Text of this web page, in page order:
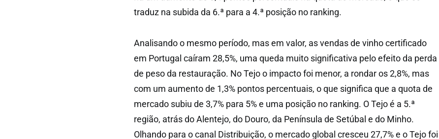
traduz na subida da 6.ª para a 4.ª posição no ranking.
Analisando o mesmo período, mas em valor, as vendas de vinho certificado
em Portugal caíram 28,5%, uma queda muito significativa pelo efeito da perda
de peso da restauração. No Tejo o impacto foi menor, a rondar os 2,8%, mas
com um aumento de 1,3% pontos percentuais, o que significa que a quota de
mercado subiu de 3,7% para 5% e uma posição no ranking. O Tejo é a 5.ª
região, atrás do Alentejo, do Douro, da Península de Setúbal e do Minho.
Olhando para o canal Distribuição, o mercado global cresceu 27,7% e o Tejo foi